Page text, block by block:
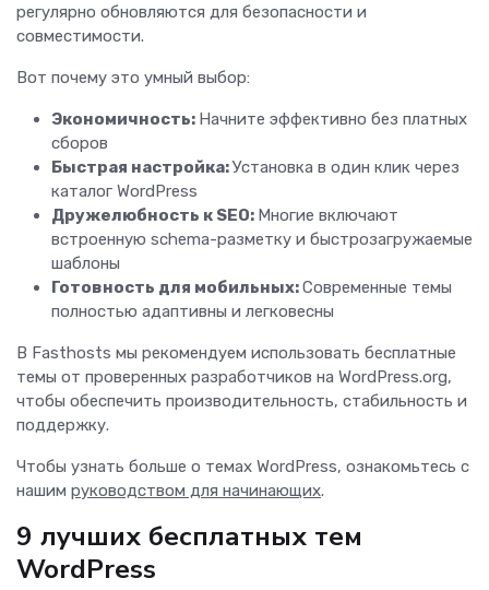
регулярно обновляются для безопасности и
совместимости.
Вот почему это умный выбор:
Экономичность: Начните эффективно без платных
сборов
Быстрая настройка:Установка в один клик через
каталог WordPress
Дружелюбность к SEO: Многие включают
встроенную schema-разметку и быстрозагружаемые
шаблоны
Готовность для мобильных:Современные темы
полностью адаптивны и легковесны
В Fasthosts мы рекомендуем использовать бесплатные
темы от проверенных разработчиков на WordPress.org,
чтобы обеспечить производительность, стабильность и
поддержку.
Чтобы узнать больше о темах WordPress, ознакомьтесь с
нашим руководством для начинающих.
9 лучших бесплатных тем
WordPress